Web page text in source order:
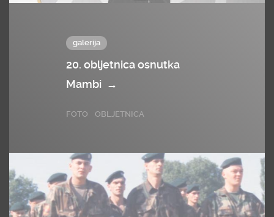
galerija
20. obljetnica osnutka
Mambi →
FOTO OBLJETNICA